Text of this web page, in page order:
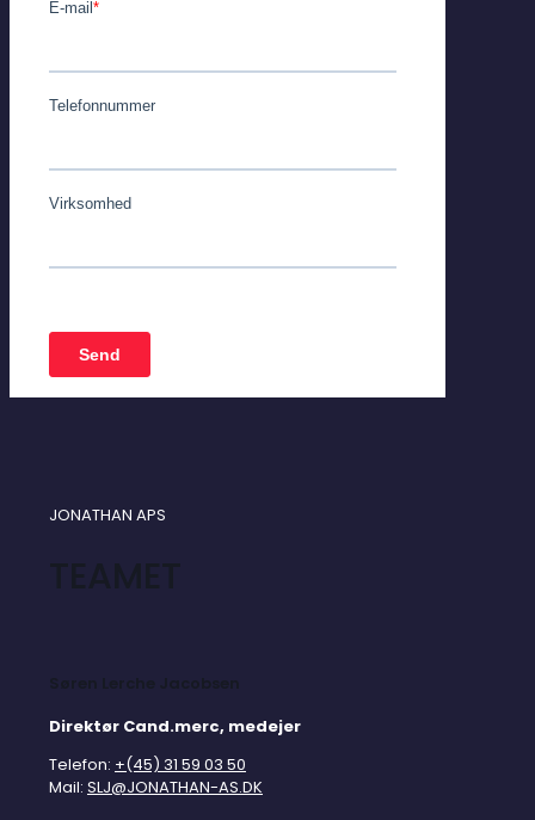
JONATHAN APS
Direktør Cand.merc, medejer
Telefon: +(45) 31 59 03 50
Mail: SLJ@JONATHAN-AS.DK